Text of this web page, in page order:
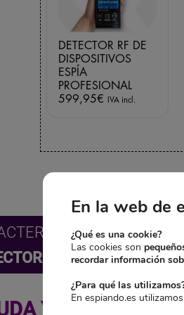
DETECTOR RF DE
DISPOSITIVOS
ESPÍA
PROFESIONAL
599,95€ IVA incl.
TÉCNICAS:
RF DE
YA NO TE
En la web de
¿Qué es una cookie?
Las cookies son
recordar información
¿Para qué las
En espiando.es